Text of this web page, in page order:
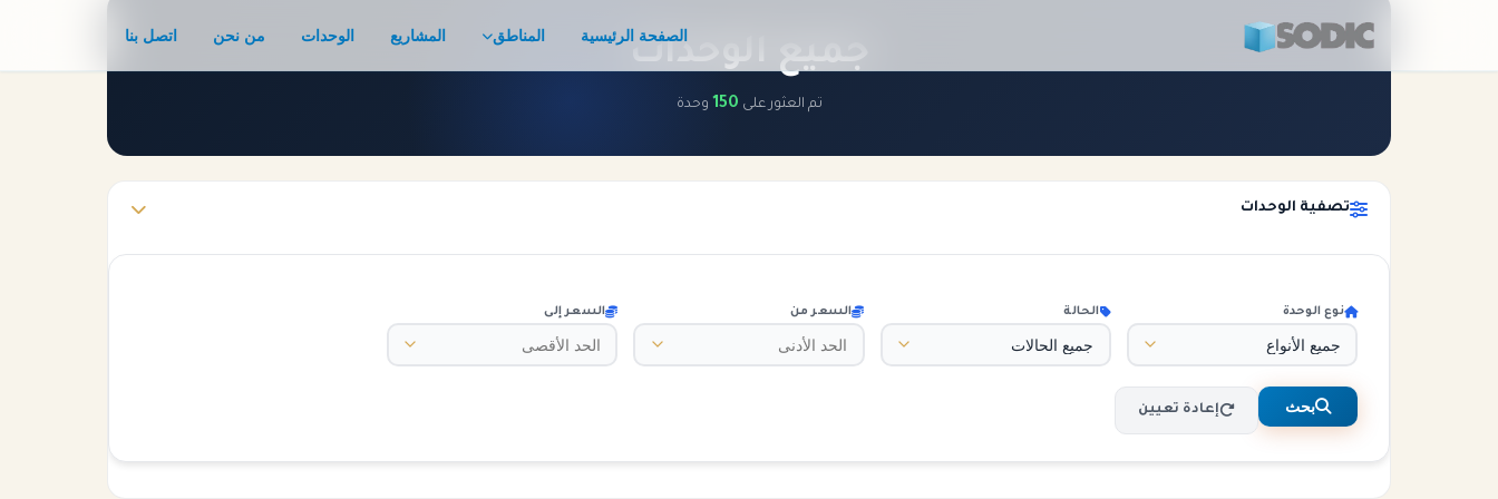
الصفحة الرئيسية المناطق المشاريع الوحدات من نحن اتصل بنا الرئيسية الوحدات جميع الوحدات
تم العثور على 150 وحدة
تصفية الوحدات
نوع الوحدة الحالة السعر من السعر إلى
بحث إعادة تعيين